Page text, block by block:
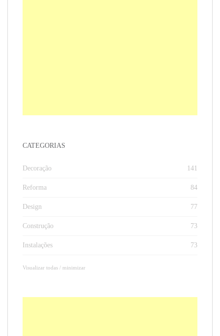
CATEGORIAS
Decoração 141
Reforma 84
Design 77
Construção 73
Instalações 73
Visualizar todas / minimizar